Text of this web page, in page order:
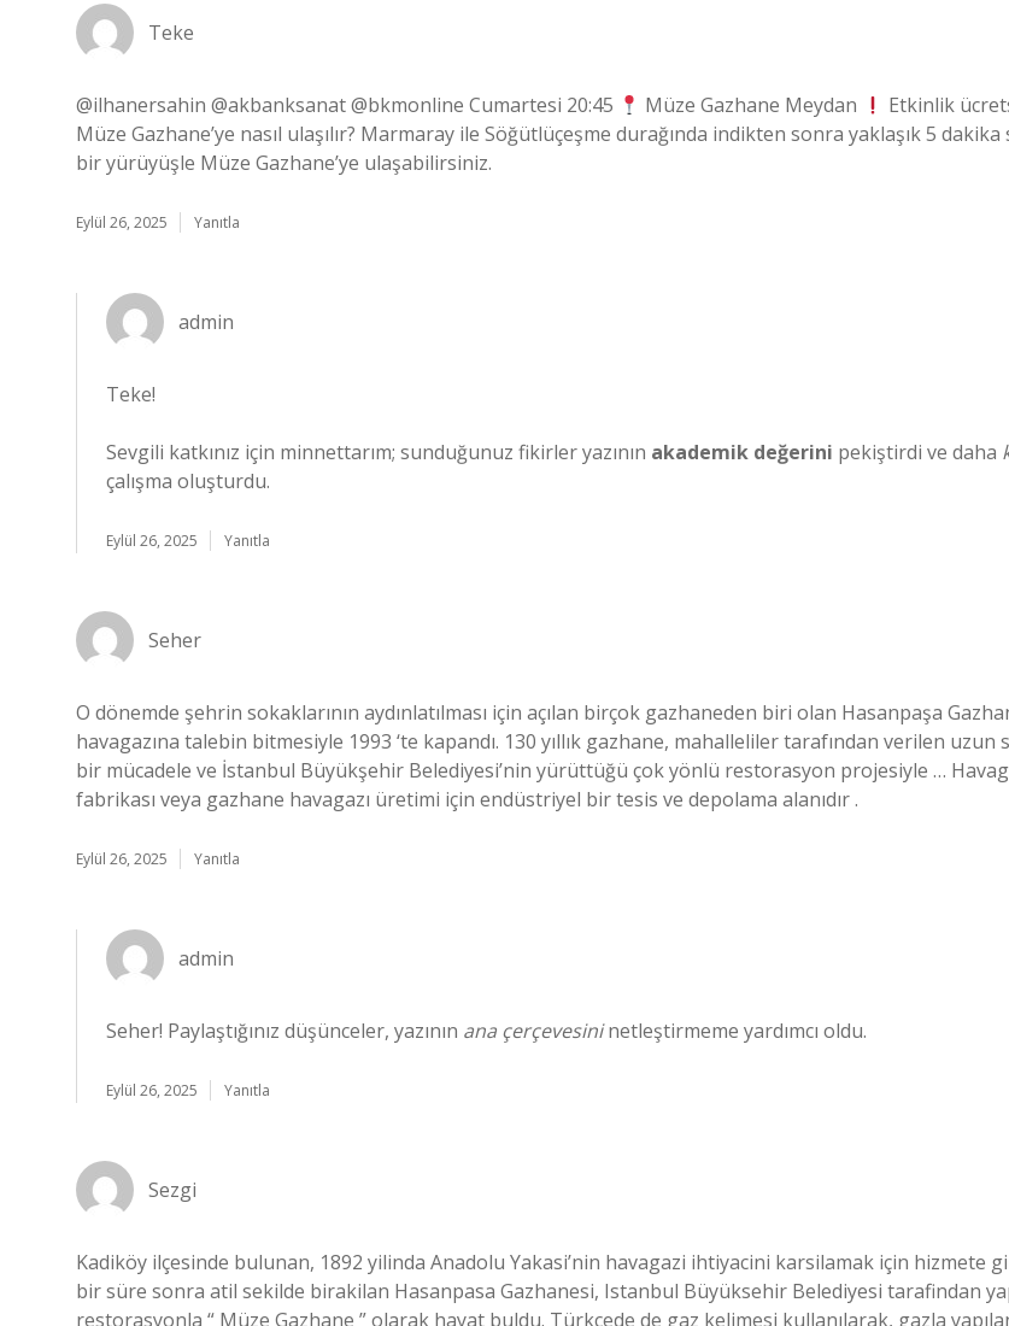
Teke
@ilhanersahin @akbanksanat @bkmonline Cumartesi 20:45 Müze Gazhane Meydan
Etkinlik
Müze Gazhane’ye nasıl ulaşılır? Marmaray ile Söğütlüçeşme durağında indikten sonra yaklaşık 5
bir yürüyüşle Müze Gazhane’ye ulaşabilirsiniz.
Eylül 26, 2025 Yanıtla
admin
Teke!
Sevgili katkınız için minnettarım; sunduğunuz fikirler yazının akademik değerini pekiştirdi ve daha
çalışma oluşturdu.
Eylül 26, 2025 Yanıtla
Seher
O dönemde şehrin sokaklarının aydınlatılması için açılan birçok gazhaneden biri olan Hasanpaşa
havagazına talebin bitmesiyle 1993 ‘te kapandı. 130 yıllık gazhane, mahalleliler tarafından verilen uzun
bir mücadele ve İstanbul Büyükşehir Belediyesi’nin yürüttüğü çok yönlü restorasyon projesiyle …
fabrikası veya gazhane havagazı üretimi için endüstriyel bir tesis ve depolama alanıdır .
Eylül 26, 2025 Yanıtla
admin
Seher! Paylaştığınız düşünceler, yazının ana çerçevesininetleştirmeme yardımcı oldu.
Eylül 26, 2025 Yanıtla
Sezgi
Kadiköy ilçesinde bulunan, 1892 yilinda Anadolu Yakasi’nin havagazi ihtiyacini karsilamak için hizmete
bir süre sonra atil sekilde birakilan Hasanpasa Gazhanesi, Istanbul Büyüksehir Belediyesi tarafindan
restorasyonla “ Müze Gazhane ” olarak hayat buldu. Türkçede de gaz kelimesi kullanılarak, gazla